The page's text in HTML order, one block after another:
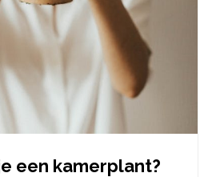
een kamerplant?